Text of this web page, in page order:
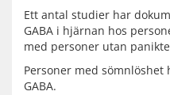
Ett antal studier har
GABA i hjärnan hos
med personer utan
Personer med
GABA.